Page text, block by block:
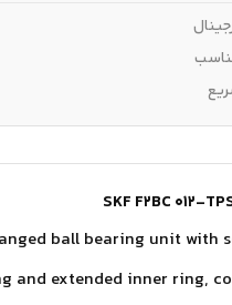
ball bearing unit with
and extended inner ring,